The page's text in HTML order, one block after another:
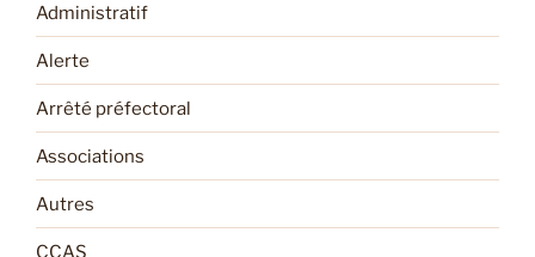
Administratif
Alerte
Arrêté préfectoral
Associations
Autres
CCAS